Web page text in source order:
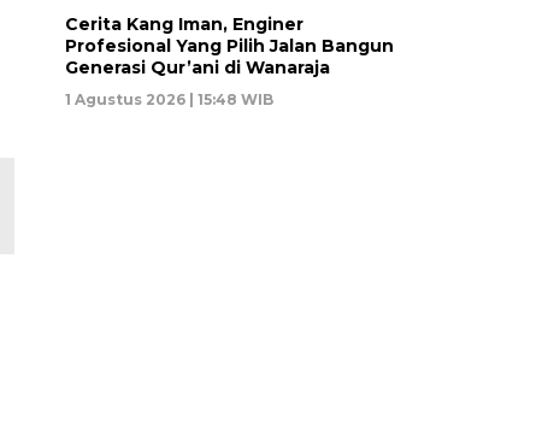
Cerita Kang Iman, Enginer
Profesional Yang Pilih Jalan Bangun
Generasi Qur’ani di Wanaraja
1 Agustus 2026 | 15:48 WIB